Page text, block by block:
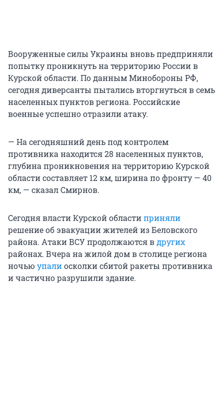
Вооруженные силы Украины вновь предприняли
попытку проникнуть на территорию России в
Курской области. По данным Минобороны РФ,
сегодня диверсанты пытались вторгнуться в семь
населенных пунктов региона. Российские
военные успешно отразили атаку.
— На сегодняшний день под контролем
противника находится 28 населенных пунктов,
глубина проникновения на территорию Курской
области составляет 12 км, ширина по фронту — 40
км, — сказал Смирнов.
Сегодня власти Курской областиприняли
решение об эвакуации жителей из Беловского
района. Атаки ВСУ продолжаются вдругих
районах. Вчера на жилой дом в столице региона
ночью упалиосколки сбитой ракеты противника
и частично разрушили здание.